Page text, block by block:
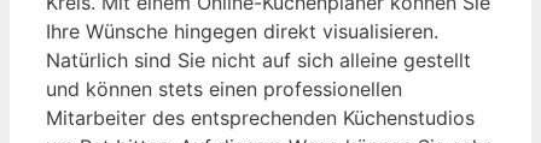
Ihre Wünsche hingegen direkt visualisieren.
Natürlich sind Sie nicht auf sich alleine gestellt
und können stets einen professionellen
Mitarbeiter des entsprechenden Küchenstudios